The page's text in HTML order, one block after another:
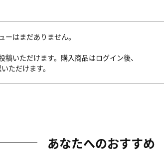
はまだありません。
いただけます。購入商品はログイン後、
ただけます。
あなたへのおすすめ